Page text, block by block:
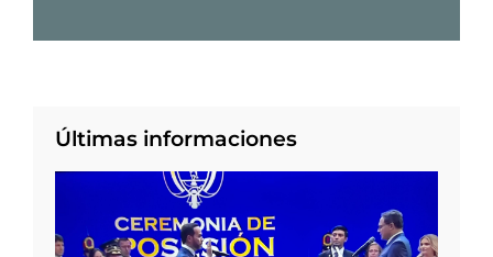
Últimas informaciones